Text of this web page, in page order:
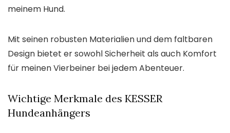
meinem Hund.
Mit seinen robusten Materialien und dem faltbaren
Design bietet er sowohl Sicherheit als auch Komfort
für meinen Vierbeiner bei jedem Abenteuer.
Wichtige Merkmale des KESSER
Hundeanhängers